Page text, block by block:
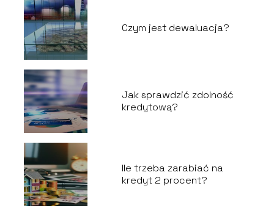
Czym jest dewaluacja?
Jak sprawdzić zdolność
kredytową?
Ile trzeba zarabiać na
kredyt 2 procent?